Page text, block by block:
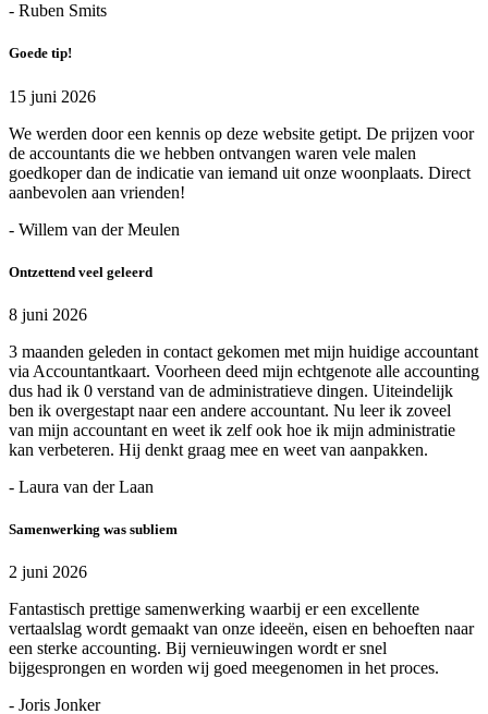
- Ruben Smits
Goede tip!
15 juni 2026
We werden door een kennis op deze website getipt. De prijzen voor
de accountants die we hebben ontvangen waren vele malen
goedkoper dan de indicatie van iemand uit onze woonplaats. Direct
aanbevolen aan vrienden!
- Willem van der Meulen
Ontzettend veel geleerd
8 juni 2026
3 maanden geleden in contact gekomen met mijn huidige accountant
via Accountantkaart. Voorheen deed mijn echtgenote alle accounting
dus had ik 0 verstand van de administratieve dingen. Uiteindelijk
ben ik overgestapt naar een andere accountant. Nu leer ik zoveel
van mijn accountant en weet ik zelf ook hoe ik mijn administratie
kan verbeteren. Hij denkt graag mee en weet van aanpakken.
- Laura van der Laan
Samenwerking was subliem
2 juni 2026
Fantastisch prettige samenwerking waarbij er een excellente
vertaalslag wordt gemaakt van onze ideeën, eisen en behoeften naar
een sterke accounting. Bij vernieuwingen wordt er snel
bijgesprongen en worden wij goed meegenomen in het proces.
- Joris Jonker